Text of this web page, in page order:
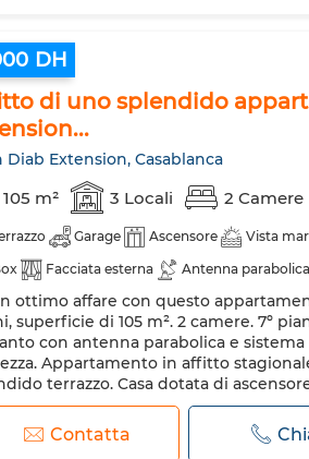
DH
di uno splendido
Diab Extension, Casablanca
105 m² 3 Locali 2 Camere
Garage Ascensore Vista
Facciata esterna Antenna parabolica
Ammessi animali domestici
ottimo affare con questo
superficie di 105 m². 2 camere. 7º
con antenna parabolica e
Appartamento in affitto
terrazzo. Casa dotata di
e splendida piscina. ...
Contatta